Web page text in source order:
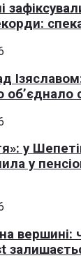
об’єднало
у
у
вершині: